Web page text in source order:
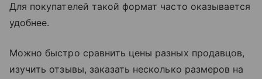
Для покупателей такой формат часто оказывается
удобнее.
Можно быстро сравнить цены разных продавцов,
изучить отзывы, заказать несколько размеров на